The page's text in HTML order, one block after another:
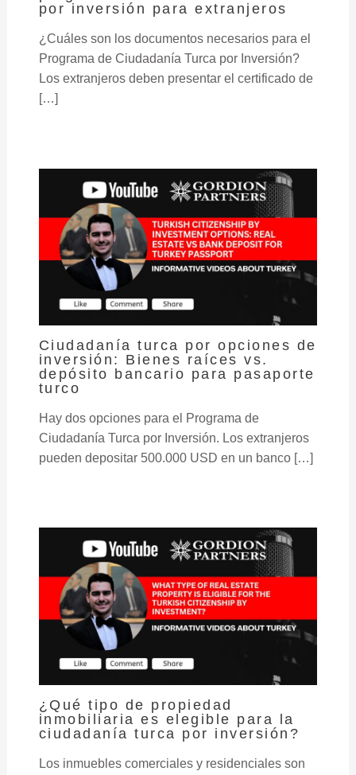
por inversión para extranjeros
¿Cuáles son los documentos necesarios para el
Programa de Ciudadanía Turca por Inversión?
Los extranjeros deben presentar el certificado de
[…]
Ciudadanía turca por opciones de
inversión: Bienes raíces vs.
depósito bancario para pasaporte
turco
Hay dos opciones para el Programa de
Ciudadanía Turca por Inversión. Los extranjeros
pueden depositar 500.000 USD en un banco […]
¿Qué tipo de propiedad
inmobiliaria es elegible para la
ciudadanía turca por inversión?
Los inmuebles comerciales y residenciales son